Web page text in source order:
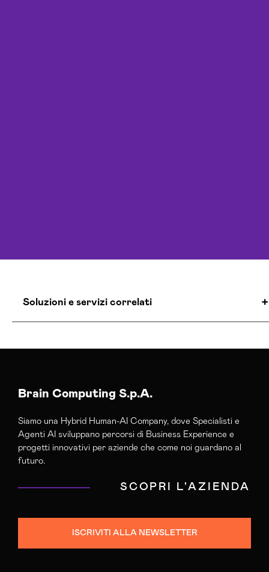
Soluzioni e servizi correlati
Brain Computing S.p.A.
Siamo una Hybrid Human-AI Company, dove Specialisti e
Agenti AI sviluppano percorsi di Business Experience e
progetti innovativi per aziende che come noi guardano al
futuro.
SCOPRI L'AZIENDA
ISCRIVITI ALLA NEWSLETTER